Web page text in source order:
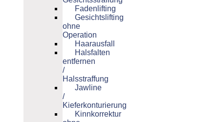
Fadenlifting
Gesichtslifting
ohne
Operation
Haarausfall
Halsfalten
entfernen
/
Halsstraffung
Jawline
/
Kieferkonturierung
Kinnkorrektur